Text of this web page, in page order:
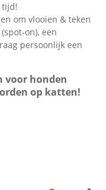
tijd!
om vlooien & teken
on), een
persoonlijk een
voor honden
op katten!